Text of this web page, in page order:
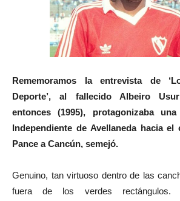
Rememoramos la entrevista de
Deporte’, al fallecido Albeiro
entonces (1995), protagonizaba
Independiente de Avellaneda hacia el
Pance a Cancún, semejó.
Genuino, tan virtuoso dentro de las
fuera de los verdes rectángulos.